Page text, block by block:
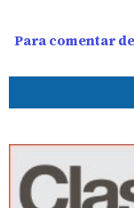
Para comentar